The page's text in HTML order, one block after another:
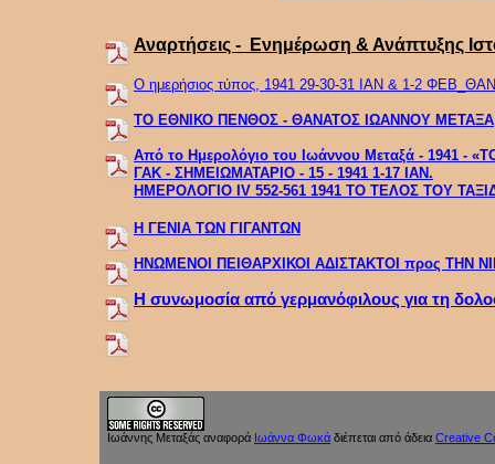
Ιωάννης Μεταξάς αναφορά Ιωάννα Φωκά διέπεται από άδεια Creative
Αναρτήσεις - Ενημέρωση & Ανάπτυξης
Ο ημερήσιος τύπος, 1941 29-30-31 ΙΑΝ & 1-2
ΤΟ ΕΘΝΙΚΟ ΠΕΝΘΟΣ - ΘΑΝΑΤΟΣ ΙΩΑΝΝΟΥ ΜΕΤΑΞΑ
Από το Ημερολόγιο του Ιωάννου Μεταξά - 1941 -
ΓΑΚ - ΣΗΜΕΙΩΜΑΤΑΡΙΟ - 15 - 1941 1-17 ΙΑΝ.
ΗΜΕΡΟΛΟΓΙΟ ΙV 552-561 1941 ΤΟ ΤΕΛΟΣ ΤΟΥ
Η ΓΕΝΙΑ ΤΩΝ ΓΙΓΑΝΤΩΝ
ΗΝΩΜΕΝΟΙ ΠΕΙΘΑΡΧΙΚΟΙ ΑΔΙΣΤΑΚΤΟΙ προς ΤΗΝ
Η συνωμοσία από γερμανόφιλους για τη